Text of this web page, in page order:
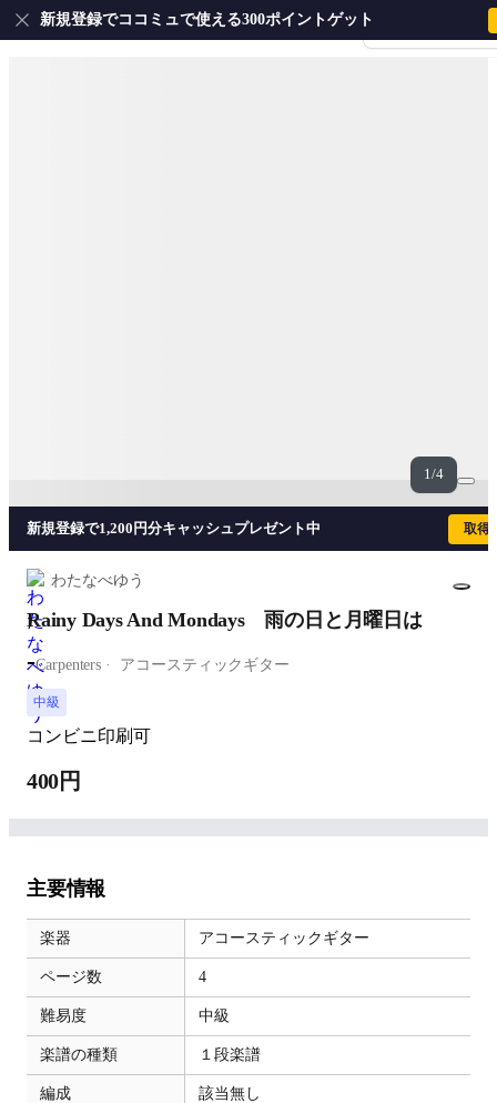
会員登録・ログイ
新規登録でココミュで使える300ポイントゲット
1/4
新規登録で1,200円分キャッシュプレゼント中 取得
わたなべゆう
Rainy Days And Mondays 雨の日と月曜日は
-Carpenters アコースティックギター
中級
コンビニ印刷可
400円
主要情報
楽器 アコースティックギター
ページ数 4
難易度 中級
楽譜の種類 １段楽譜
編成 該当無し